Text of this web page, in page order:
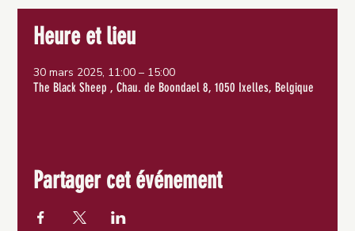
Heure et lieu
30 mars 2025, 11:00 – 15:00
The Black Sheep , Chau. de Boondael 8, 1050 Ixelles, Belgique
Partager cet événement